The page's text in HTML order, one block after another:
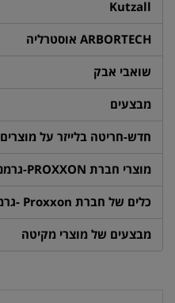
Kutzall
ARBORTECH אוסטרליה
שואבי אבק
מבצעים
חדש-חריטה בלייזר על מוצרים
מוצרי חברת PROXXON-גרמניה
כלים של חברת Proxxon -גרמניה
מבצעים של מוצרי מקיטה